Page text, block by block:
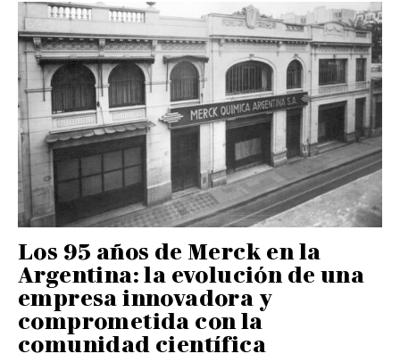
Los 95 años de Merck en la
Argentina: la evolución de una
empresa innovadora y
comprometida con la
comunidad científica